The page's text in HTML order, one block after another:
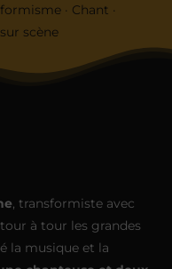
· Chant ·
scène
, transformiste avec
à tour les grandes
la musique et la